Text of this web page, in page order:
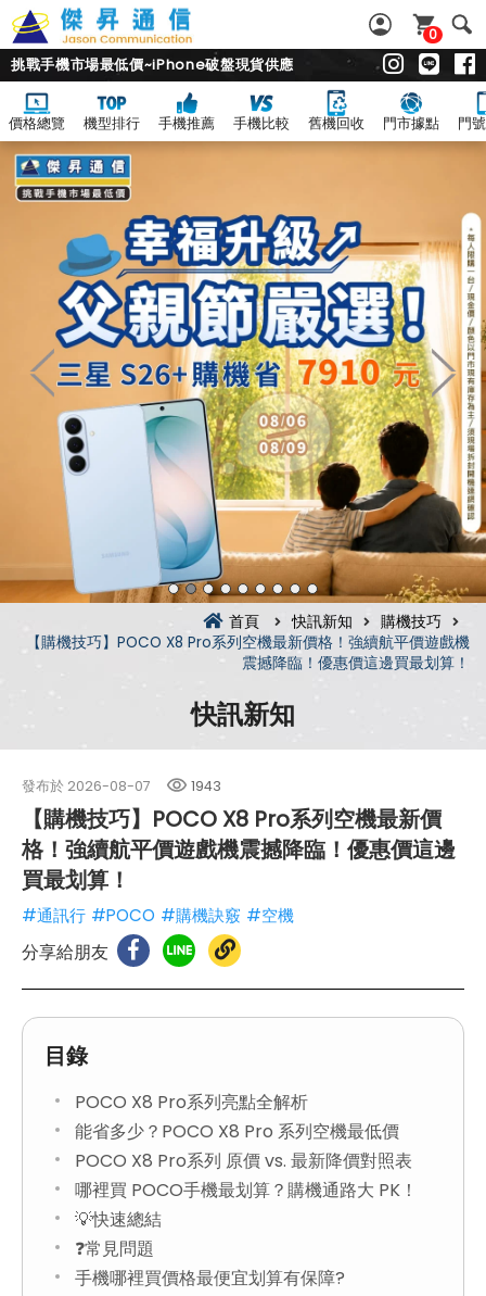
0
挑戰手機市場最低價~iPhone破盤現貨供應
價格總覽 機型排行 手機推薦 手機比較 舊機回收 門市據點 門
首頁 快訊新知
購機技巧
【購機技巧】POCO X8 Pro系列空機最新價格！強續航平價遊戲機
震撼降臨！優惠價這邊買最划算！
快訊新知
發布於 2026-08-07 1943
【購機技巧】POCO X8 Pro系列空機最新價
格！強續航平價遊戲機震撼降臨！優惠價這邊
買最划算！
#通訊行 #POCO #購機訣竅 #空機
分享給朋友
目錄
POCO X8 Pro系列亮點全解析
能省多少？POCO X8 Pro 系列空機最低價
POCO X8 Pro系列 原價 vs. 最新降價對照表
哪裡買 POCO手機最划算？購機通路大 PK！
💡快速總結
❓常見問題
手機哪裡買價格最便宜划算有保障?